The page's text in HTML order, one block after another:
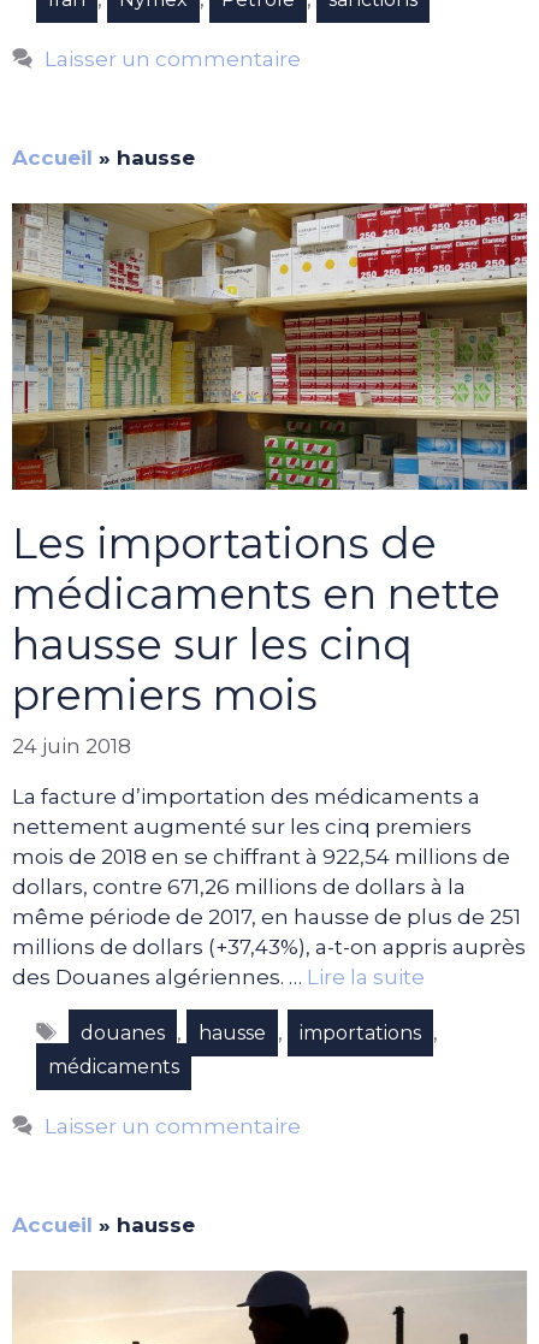
Laisser un commentaire
Accueil » hausse
Les importations de
médicaments en nette
hausse sur les cinq
premiers mois
24 juin 2018
La facture d’importation des médicaments a
nettement augmenté sur les cinq premiers
mois de 2018 en se chiffrant à 922,54 millions de
dollars, contre 671,26 millions de dollars à la
même période de 2017, en hausse de plus de 251
millions de dollars (+37,43%), a-t-on appris auprès
des Douanes algériennes. … Lire la suite
Étiquettes
douanes , hausse , importations ,
médicaments
Laisser un commentaire
Accueil » hausse